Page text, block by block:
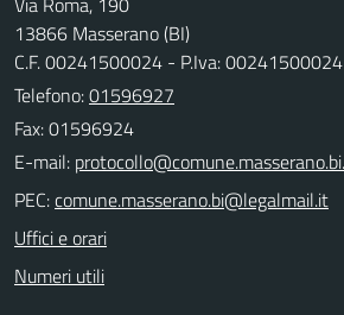
13866 Masserano (BI)
C.F. 00241500024 - P.Iva: 00241500024
Telefono:01596927
Fax: 01596924
E-mail:
PEC:
Uffici e orari
Numeri utili